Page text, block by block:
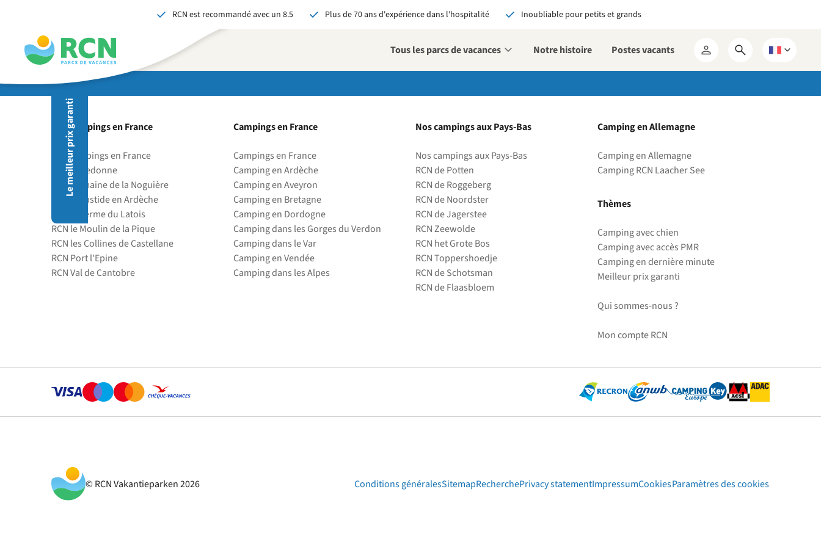
contenu
contenu
principal
contenu
RCN est recommandé avec un 8.5 Plus de 70 ans d'expérience dans l'hospitalité Inoubliable pour petits et grands
Tous les parcs de vacances Notre histoire Postes vacants
Mon
RCN
Ouvrir
le
Choisissez
une
Le meilleur prix garanti
avez:
✓ La garantie du meilleur prix
✓ Des avantages exclusifs
✓ Un contact personnalisé
Voir tous les avantages
Nos campings en France
Nos campings en France
RCN Belledonne
RCN Domaine de la Noguière
RCN la Bastide en Ardèche
RCN la Ferme du Latois
RCN le Moulin de la Pique
RCN les Collines de Castellane
RCN Port l'Epine
RCN Val de Cantobre
Campings en France
Campings en France
Camping en Ardèche
Camping en Aveyron
Camping en Bretagne
Camping en Dordogne
Camping dans les Gorges du Verdon
Camping dans le Var
Camping en Vendée
Camping dans les Alpes
Nos campings aux Pays-Bas
Nos campings aux Pays-Bas
RCN de Potten
RCN de Roggeberg
RCN de Noordster
RCN de Jagerstee
RCN Zeewolde
RCN het Grote Bos
RCN Toppershoedje
RCN de Schotsman
RCN de Flaasbloem
Camping en Allemagne
Camping en Allemagne
Camping RCN Laacher See
Thèmes
Camping avec chien
Camping avec accès PMR
Camping en dernière minute
Meilleur prix garanti
Qui sommes-nous ?
Mon compte RCN
© RCN Vakantieparken 2026 Conditions généralesSitemapRecherchePrivacy statementImpressumCookiesParamètres des cookies